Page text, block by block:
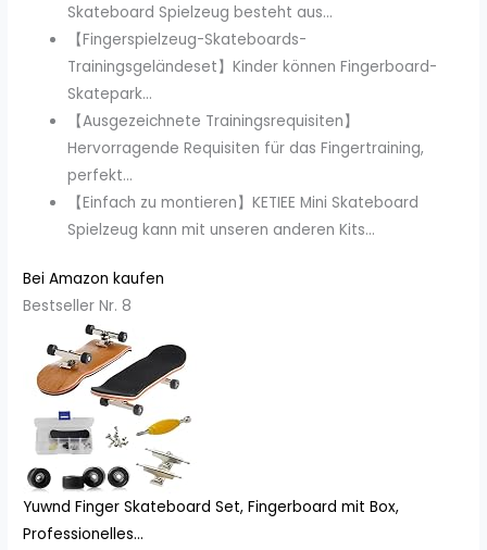
Skateboard Spielzeug besteht aus...
【Fingerspielzeug-Skateboards-
Trainingsgeländeset】Kinder können Fingerboard-
Skatepark...
【Ausgezeichnete Trainingsrequisiten】
Hervorragende Requisiten für das Fingertraining,
perfekt...
【Einfach zu montieren】KETIEE Mini Skateboard
Spielzeug kann mit unseren anderen Kits...
Bei Amazon kaufen
Bestseller Nr. 8
Yuwnd Finger Skateboard Set, Fingerboard mit Box,
Professionelles...